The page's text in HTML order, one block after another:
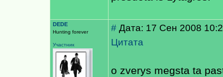
DEDE
Hunting forever
Участник
# Дата: 17 Сен 2008
Цитата
o zverys megsta ta